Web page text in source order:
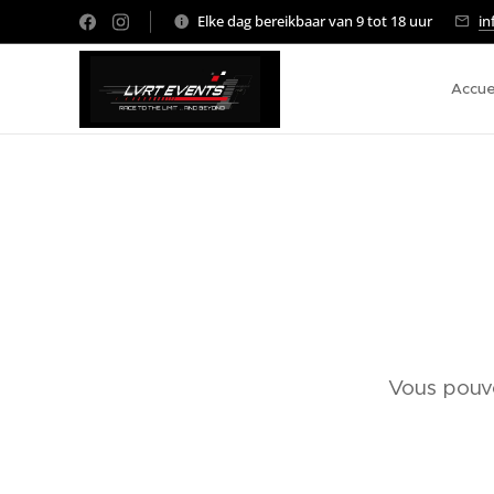
Elke dag bereikbaar van 9 tot 18 uur
Vous